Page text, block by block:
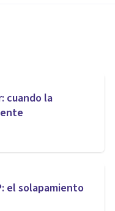
cuando la
el solapamiento